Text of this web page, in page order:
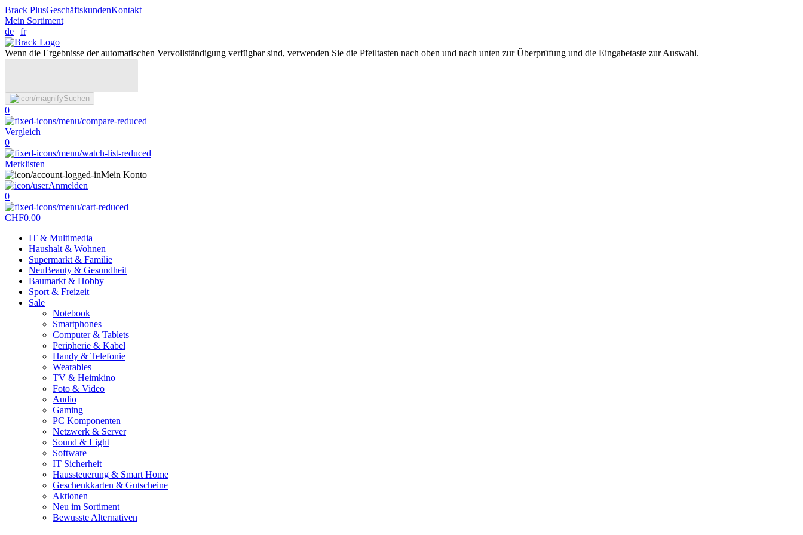
Brack PlusGeschäftskundenKontakt
Mein Sortiment
de | fr
Wenn die Ergebnisse der automatischen Vervollständigung verfügbar sind, verwenden Sie die Pfeiltasten nach oben und nach unten zur Überprüfung und die Eingabetaste zur Auswahl.
Suchen
0
Vergleich
0
Merklisten
Mein Konto
Anmelden
0
CHF0.00
IT & Multimedia
Haushalt & Wohnen
Supermarkt & Familie
NeuBeauty & Gesundheit
Baumarkt & Hobby
Sport & Freizeit
Sale
Notebook
Smartphones
Computer & Tablets
Peripherie & Kabel
Handy & Telefonie
Wearables
TV & Heimkino
Foto & Video
Audio
Gaming
PC Komponenten
Netzwerk & Server
Sound & Light
Software
IT Sicherheit
Haussteuerung & Smart Home
Geschenkkarten & Gutscheine
Aktionen
Neu im Sortiment
Bewusste Alternativen